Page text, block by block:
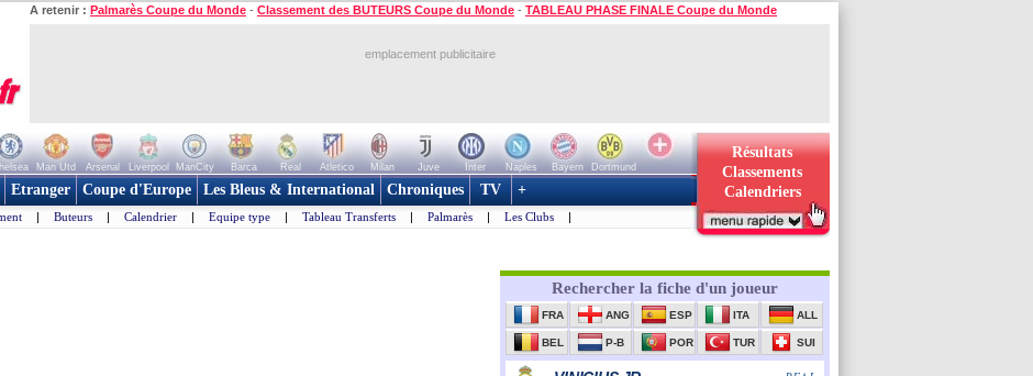
A retenir : Palmarès Coupe du Monde - Classement des BUTEURS Coupe du Monde - TABLEAU PHASE FINALE Coupe du Monde
emplacement publicitaire
Man Utd Arsenal Liverpool ManCity Barca Real Atletico Milan Juve Inter Naples Bayern
Dortmund
Résultats
Classements
Calendriers
Etranger Coupe d'Europe Les Bleus & International Chroniques TV +
| Buteurs | Calendrier | Equipe type | Tableau Transferts | Palmarès | Les Clubs |